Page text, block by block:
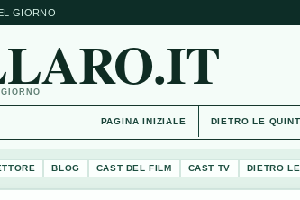
GIORNO
PAGINA INIZIALE DIETRO LE
BLOG CAST DEL FILM CAST TV DIETRO